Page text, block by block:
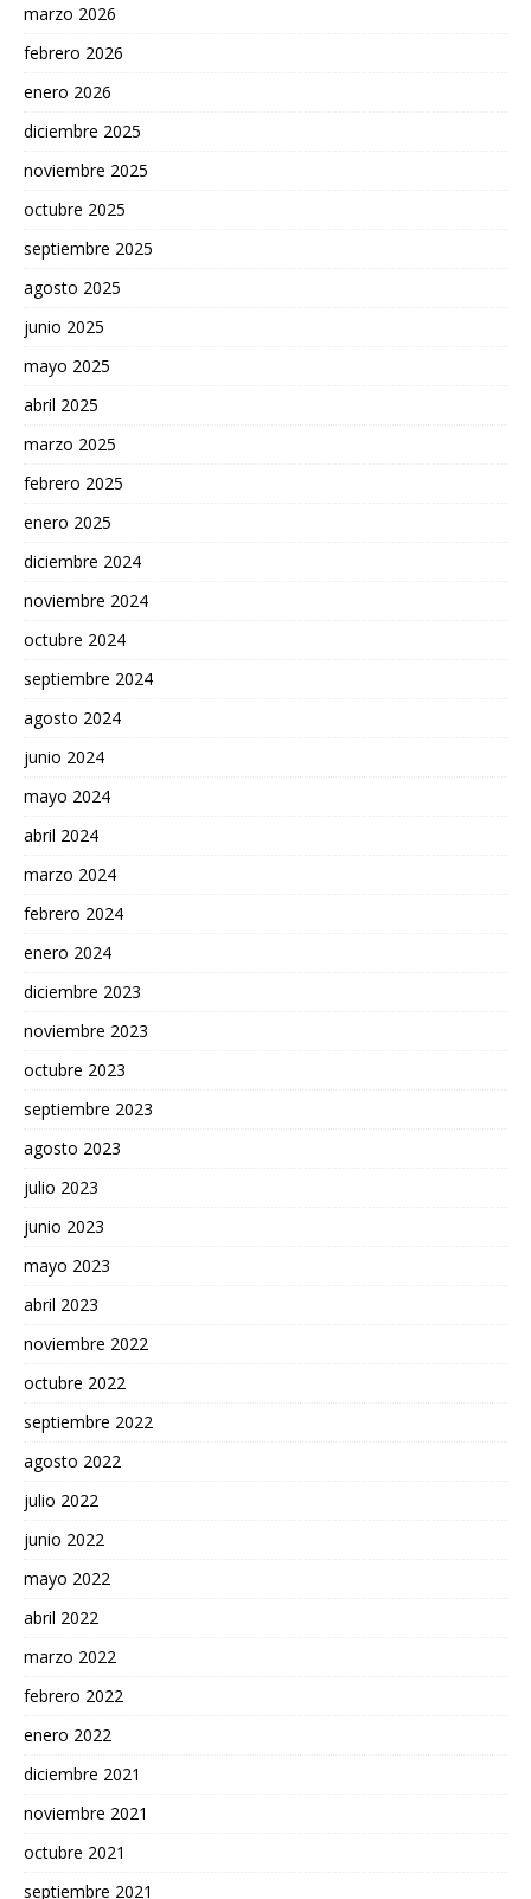
marzo 2026
febrero 2026
enero 2026
diciembre 2025
noviembre 2025
octubre 2025
septiembre 2025
agosto 2025
junio 2025
mayo 2025
abril 2025
marzo 2025
febrero 2025
enero 2025
diciembre 2024
noviembre 2024
octubre 2024
septiembre 2024
agosto 2024
junio 2024
mayo 2024
abril 2024
marzo 2024
febrero 2024
enero 2024
diciembre 2023
noviembre 2023
octubre 2023
septiembre 2023
agosto 2023
julio 2023
junio 2023
mayo 2023
abril 2023
noviembre 2022
octubre 2022
septiembre 2022
agosto 2022
julio 2022
junio 2022
mayo 2022
abril 2022
marzo 2022
febrero 2022
enero 2022
diciembre 2021
noviembre 2021
octubre 2021
septiembre 2021